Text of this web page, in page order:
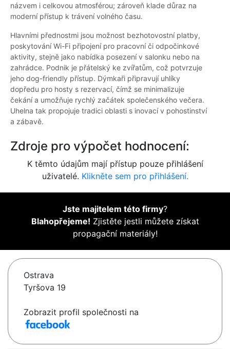
názvem i celkovou atmosférou; zároveň klade důraz na
moderní přístup k trávení volného času.
Hlavními přednostmi jsou možnost bezhotovostní platby,
poskytování Wi-Fi připojení pro pracovní či odpočinkové
aktivity, stejně jako nabídka posezení v salonku nebo na
zahrádce. Podnik je přátelský ke zvířatům, což potvrzuje
jeho dog-friendly přístup. Dýmkaři připravují uhlíky
dopředu pro hosty s rezervací, čímž se minimalizuje
čekání a umožňuje rychlý začátek společenského večera.
Uhelna tak propojuje tradici oblasti s inovací v pohostinství
a zábavě.
Zdroje pro výpočet hodnocení:
K těmto údajům mají přístup pouze přihlášení
uživatelé. Klikněte sem pro přihlášení.
Jste majitelem této firmy?
Blahopřejeme! Zjistěte jestli můžete získat
propagační materiály!
Ostrava
Tyršova 19
Zobrazit profil společnosti na